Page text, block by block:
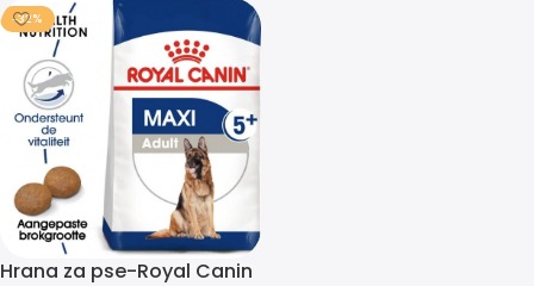
-32%
Hrana za pse-Royal Canin